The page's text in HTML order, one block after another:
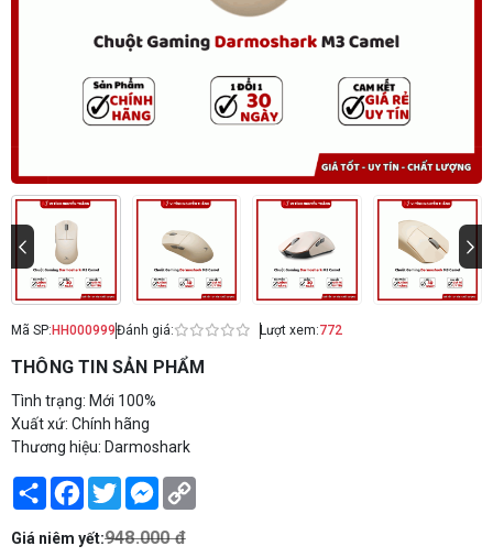
Mã SP: HH000999Đánh giá: Lượt xem:772
THÔNG TIN SẢN PHẨM
Tình trạng: Mới 100%
Xuất xứ: Chính hãng
Thương hiệu: Darmoshark
Share Facebook
TwitterMessenger
Giá niêm yết:948.000 đ